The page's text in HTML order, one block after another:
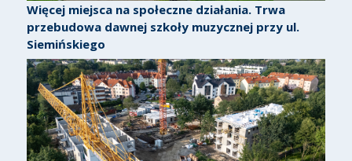
Więcej miejsca na społeczne działania. Trwa
przebudowa dawnej szkoły muzycznej przy ul.
Siemińskiego